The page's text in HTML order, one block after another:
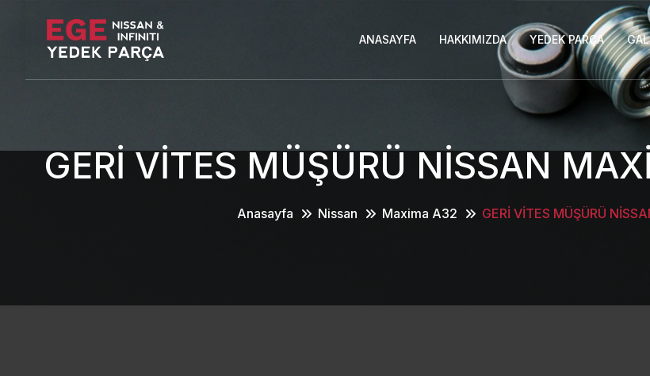
ANASAYFA HAKKIMIZDA YEDEK PARÇA
GERİ VİTES MÜŞÜRÜ NİSSAN
Anasayfa Nissan Maxima A32 GERİ VİTES MÜŞÜRÜ